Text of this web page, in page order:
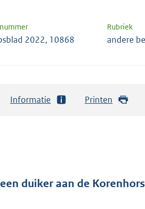
Rubriek
2022, 10868 andere
Informatie Printen
duiker aan de